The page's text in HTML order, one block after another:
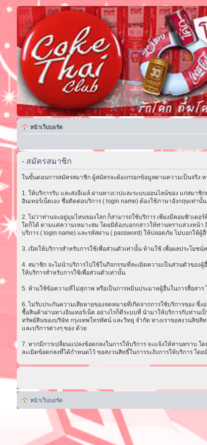
หน้าเว็บบอร์ด
- สมัครสมาชิก
ในขั้นตอนการสมัครสมาชิก ผู้สมัครจะต้องกรอกข้อมูลตามความเป็นจริง
1. ให้บริการรับ และส่งอีเมล์ ผ่านทางเวปและระบบออนไลน์ของ แก่สม
อินเทอร์เน็ตเอง ชื่อติดต่อบริการ ( login name) ต้องใช้ภาษาอังกฤษเท่า
2. ไม่ว่าท่านจะอยู่มุมไหนของโลก ก็สามารถใช้บริการ เพียงมีคอมพิวเต
ใดก็ได้ ตามแต่ความเหมาะสม โดยมิต้องบอกกล่าวให้ท่านทราบล่วงหน้า
บริการ ( login name) และรหัสผ่าน ( password) ให้ปลอดภัย ไม่บอกให้ผู้
3. เปิดให้บริการสำหรับการใช้เพื่อส่วนตัวเท่านั้น ห้ามใช้ เพื่อผลประโย
4. สมาชิก จะไม่นำบริการไปใช้ในกิจกรรมที่ละเมิดความเป็นส่วนตัวขอ
ให้บริการสำหรับการใช้เพื่อส่วนตัวเท่านั้น
5. ห้ามใช้ข้อความที่ไม่สุภาพ หรือเป็นการหมิ่นประมาทผู้อื่นในการสื่อสา
6. ไม่รับประกันความเสียหายของจดหมายที่เกิดจากการใช้บริการของ ซึ่
ซื้อสินค้าผ่านทางอินเทอร์เน็ต อย่างไรก็ดีระบบที่ นำมาให้บริการกับท่าน
ทรัพย์สินของบริษัท กรุงเทพโทรทัศน์ และวิทยุ จำกัด ทางเราขอสงวนลิข
และบริการต่างๆ ของ ด้วย
7. หากมีการเปลี่ยนแปลงข้อตกลงในการให้บริการ จะแจ้งให้ท่านทราบ
ละเมิดข้อตกลงที่ได้กำหนดไว้ ขอสงวนสิทธิ์ในการระงับการให้บริการ โด
หน้าเว็บบอร์ด